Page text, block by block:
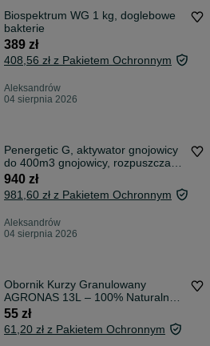
Biospektrum WG 1 kg, doglebowe
bakterie
389 zł
408,56 zł z Pakietem Ochronnym
Aleksandrów
04 sierpnia 2026
Penergetic G, aktywator gnojowicy
do 400m3 gnojowicy, rozpuszcza
gnój
940 zł
981,60 zł z Pakietem Ochronnym
Aleksandrów
04 sierpnia 2026
Obornik Kurzy Granulowany
AGRONAS 13L – 100% Naturalny
Nawóz!
55 zł
61,20 zł z Pakietem Ochronnym